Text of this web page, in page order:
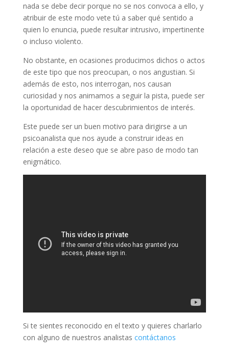
nada se debe decir porque no se nos convoca a ello, y
atribuir de este modo vete tú a saber qué sentido a
quien lo enuncia, puede resultar intrusivo, impertinente
o incluso violento.
No obstante, en ocasiones producimos dichos o actos
de este tipo que nos preocupan, o nos angustian. Si
además de esto, nos interrogan, nos causan
curiosidad y nos animamos a seguir la pista, puede ser
la oportunidad de hacer descubrimientos de interés.
Este puede ser un buen motivo para dirigirse a un
psicoanalista que nos ayude a construir ideas en
relación a este deseo que se abre paso de modo tan
enigmático.
Si te sientes reconocido en el texto y quieres charlarlo
con alguno de nuestros analistas contáctanos